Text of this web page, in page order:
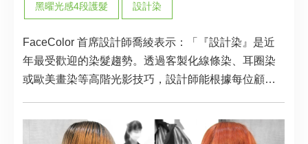
黑曜光感4段護髮 設計染
FaceColor 首席設計師喬綾表示：「『設計染』是近
年最受歡迎的染髮趨勢。透過客製化線條染、耳圈染
或歐美畫染等高階光影技巧，設計師能根據每位顧客